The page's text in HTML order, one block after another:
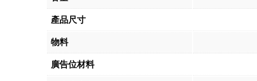
產品尺寸
物料
廣告位材料